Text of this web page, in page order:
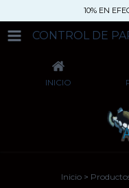
10% EN
CONTROL DE
INICIO
Inicio >